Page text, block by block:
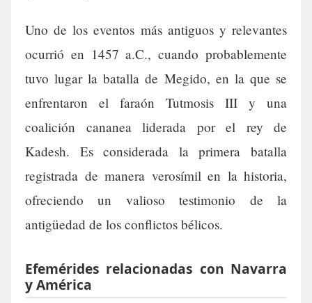
Uno de los eventos más antiguos y relevantes
ocurrió en 1457 a.C., cuando probablemente
tuvo lugar la batalla de Megido, en la que se
enfrentaron el faraón Tutmosis III y una
coalición cananea liderada por el rey de
Kadesh. Es considerada la primera batalla
registrada de manera verosímil en la historia,
ofreciendo un valioso testimonio de la
antigüedad de los conflictos bélicos.
Efemérides relacionadas con Navarra
y América